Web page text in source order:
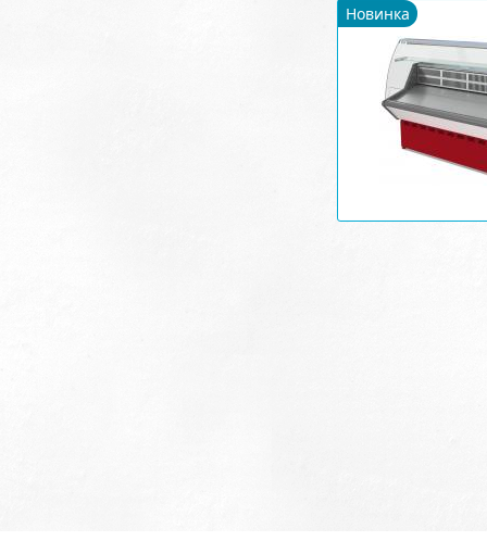
Новинка